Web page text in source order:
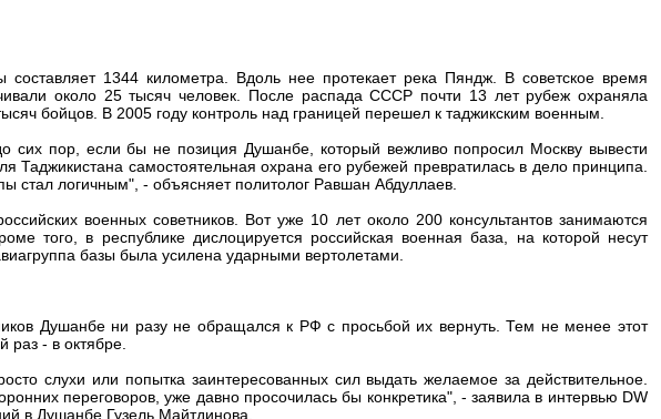
составляет 1344 километра. Вдоль нее протекает река Пяндж. В советское время
около 25 тысяч человек. После распада СССР почти 13 лет рубеж охраняла
бойцов. В 2005 году контроль над границей перешел к таджикским военным.
сих пор, если бы не позиция Душанбе, который вежливо попросил Москву вывести
Таджикистана самостоятельная охрана его рубежей превратилась в дело принципа.
стал логичным", - объясняет политолог Равшан Абдуллаев.
военных советников. Вот уже 10 лет около 200 консультантов занимаются
того, в республике дислоцируется российская военная база, на которой несут
базы была усилена ударными вертолетами.
Душанбе ни разу не обращался к РФ с просьбой их вернуть. Тем не менее этот
- в октябре.
слухи или попытка заинтересованных сил выдать желаемое за действительное.
переговоров, уже давно просочилась бы конкретика", - заявила в интервью DW
в Душанбе Гузель Майтдинова.